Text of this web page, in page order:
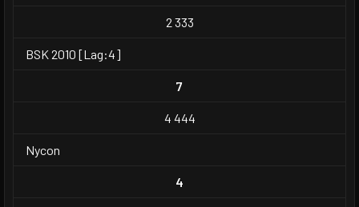
2 333
BSK 2010 [Lag:4]
7
4 444
Nycon
4